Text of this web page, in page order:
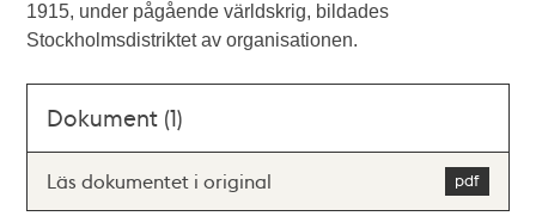
1915, under pågående världskrig, bildades
Stockholmsdistriktet av organisationen.
Dokument (1)
Läs dokumentet i original